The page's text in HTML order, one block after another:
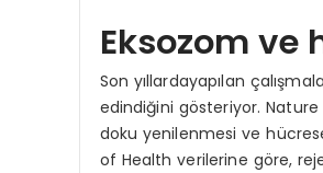
Eksozom ve
Son yıllardayapılan
edindiğini gösteriyor.
doku yenilenmesi ve
of Health verilerine göre,